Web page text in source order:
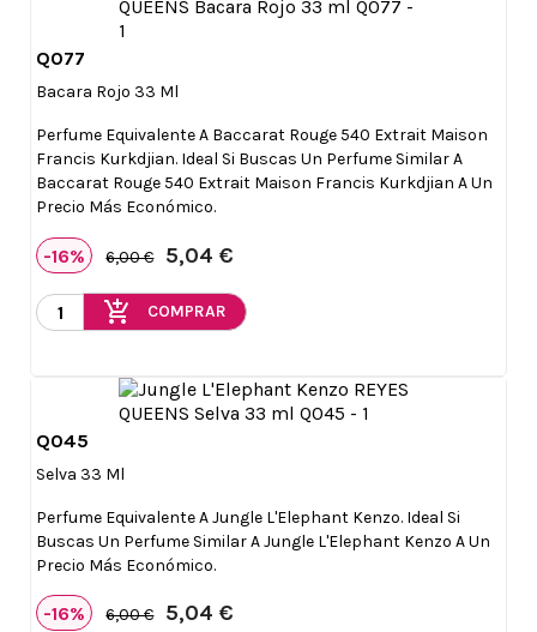
Q077
Bacara Rojo 33 Ml
Perfume Equivalente A Baccarat Rouge 540 Extrait Maison
Francis Kurkdjian. Ideal Si Buscas Un Perfume Similar A
Baccarat Rouge 540 Extrait Maison Francis Kurkdjian A Un
Precio Más Económico.
-16% 6,00 € 5,04 €
add_shopping_cart COMPRAR
Q045
Selva 33 Ml
Perfume Equivalente A Jungle L'Elephant Kenzo. Ideal Si
Buscas Un Perfume Similar A Jungle L'Elephant Kenzo A Un
Precio Más Económico.
-16% 6,00 € 5,04 €